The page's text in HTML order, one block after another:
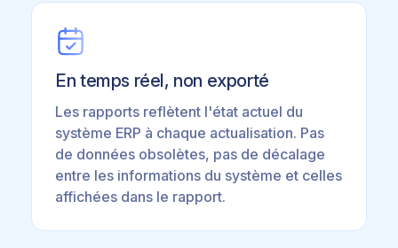
En temps réel, non exporté
Les rapports reflètent l'état actuel du
système ERP à chaque actualisation. Pas
de données obsolètes, pas de décalage
entre les informations du système et celles
affichées dans le rapport.